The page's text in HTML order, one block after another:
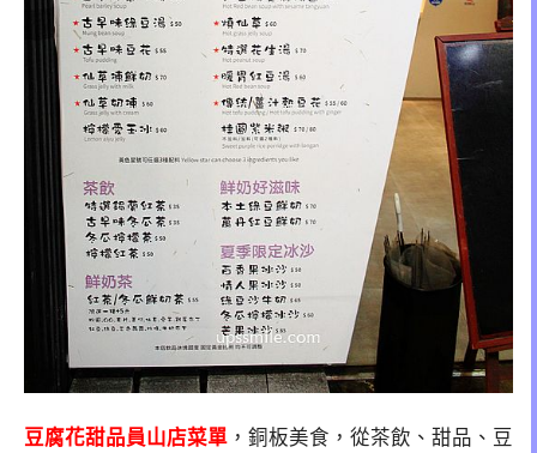
豆腐花甜品員山店菜單 ，銅板美食，從茶飲、甜品、豆